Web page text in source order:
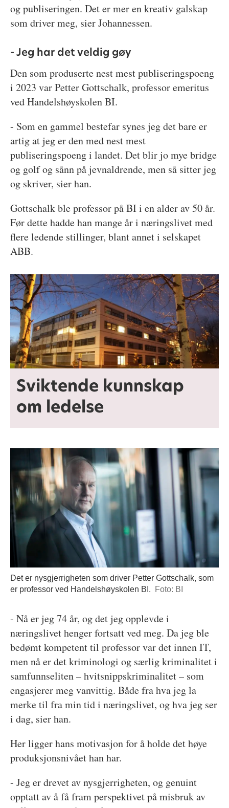
og publiseringen. Det er mer en kreativ galskap
som driver meg, sier Johannessen.
- Jeg har det veldig gøy
Den som produserte nest mest publiseringspoeng
i 2023 var Petter Gottschalk, professor emeritus
ved Handelshøyskolen BI.
- Som en gammel bestefar synes jeg det bare er
artig at jeg er den med nest mest
publiseringspoeng i landet. Det blir jo mye bridge
og golf og sånn på jevnaldrende, men så sitter jeg
og skriver, sier han.
Gottschalk ble professor på BI i en alder av 50 år.
Før dette hadde han mange år i næringslivet med
flere ledende stillinger, blant annet i selskapet
ABB.
Sviktende kunnskap
om ledelse
Det er nysgjerrigheten som driver Petter Gottschalk, som
er professor ved Handelshøyskolen BI.
Foto: BI
- Nå er jeg 74 år, og det jeg opplevde i
næringslivet henger fortsatt ved meg. Da jeg ble
bedømt kompetent til professor var det innen IT,
men nå er det kriminologi og særlig kriminalitet i
samfunnseliten – hvitsnippskriminalitet – som
engasjerer meg vanvittig. Både fra hva jeg la
merke til fra min tid i næringslivet, og hva jeg ser
i dag, sier han.
Her ligger hans motivasjon for å holde det høye
produksjonsnivået han har.
- Jeg er drevet av nysgjerrigheten, og genuint
opptatt av å få fram perspektivet på misbruk av